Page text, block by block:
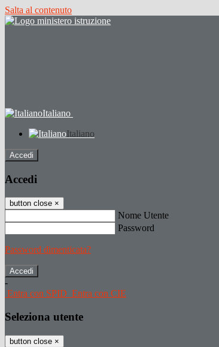
Salta al contenuto
Italiano
Italiano
Accedi
Accedi
button close ×
Nome Utente
Password
Password dimenticata?
-
Entra con SPID Entra con CIE
Seleziona utente
button close ×